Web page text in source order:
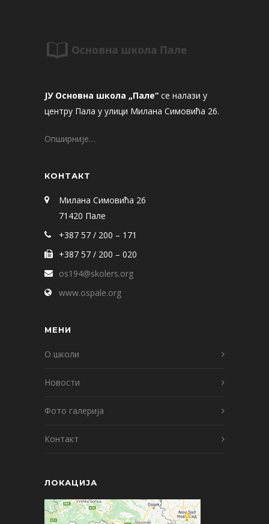
ЈУ Основна школа „Пале“ се налази у
центру Пала у улици Милана Симовића 26.
Опширније…
КОНТАКТ
Милана Симовића 26
71420 Пале
+387 57 / 200 – 171
+387 57 / 200 – 020
os194@skolers.org
www.ospale.org
МЕНИ
О школи
Новости
Фото галерија
Контакт
ЛОКАЦИЈА